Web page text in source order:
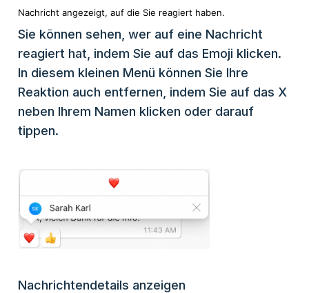
Nachricht angezeigt, auf die Sie reagiert haben.
Sie können sehen, wer auf eine Nachricht
reagiert hat, indem Sie auf das Emoji klicken.
In diesem kleinen Menü können Sie Ihre
Reaktion auch entfernen, indem Sie auf das X
neben Ihrem Namen klicken oder darauf
tippen.
Nachrichtendetails anzeigen